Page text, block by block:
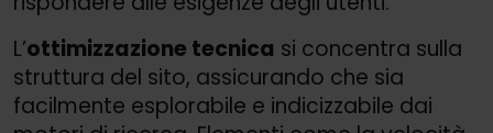
L’ottimizzazione tecnica si concentra sulla
struttura del sito, assicurando che sia
facilmente esplorabile e indicizzabile dai